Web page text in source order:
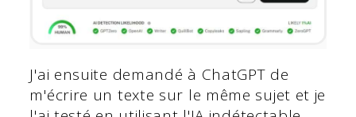
J'ai ensuite demandé à ChatGPT de
m'écrire un texte sur le même sujet et je